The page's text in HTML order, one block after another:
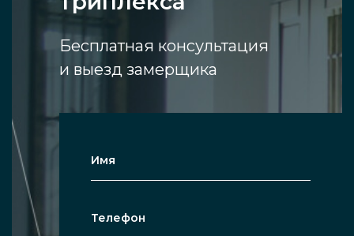
Бесплатная консультация
и выезд замерщика